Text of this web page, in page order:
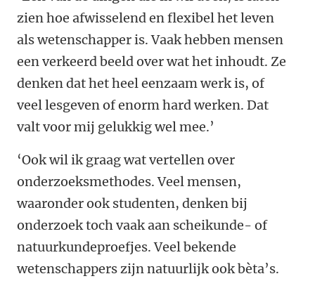
zien hoe afwisselend en flexibel het leven
als wetenschapper is. Vaak hebben mensen
een verkeerd beeld over wat het inhoudt. Ze
denken dat het heel eenzaam werk is, of
veel lesgeven of enorm hard werken. Dat
valt voor mij gelukkig wel mee.’
‘Ook wil ik graag wat vertellen over
onderzoeksmethodes. Veel mensen,
waaronder ook studenten, denken bij
onderzoek toch vaak aan scheikunde- of
natuurkundeproefjes. Veel bekende
wetenschappers zijn natuurlijk ook bèta’s.